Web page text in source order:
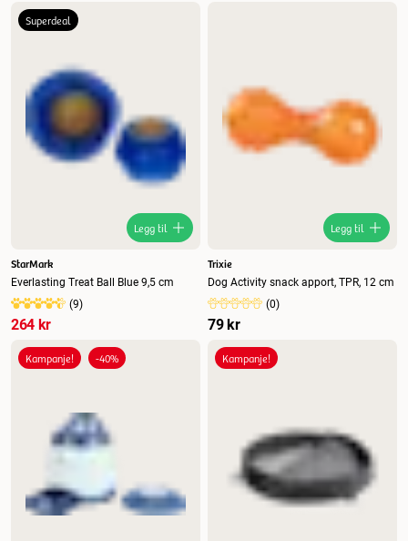
Superdeal
Legg til
StarMark
Everlasting Treat Ball Blue 9,5 cm
(9)
264 kr
Legg til
Trixie
Dog Activity snack apport, TPR, 12 cm
(0)
79 kr
Kampanje! -40% Kampanje!